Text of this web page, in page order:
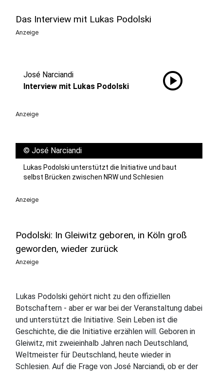
Das Interview mit Lukas Podolski
Anzeige
José Narciandi
Interview mit Lukas Podolski
play_circle
Anzeige
© José Narciandi
Lukas Podolski unterstützt die Initiative und baut
selbst Brücken zwischen NRW und Schlesien
Anzeige
Podolski: In Gleiwitz geboren, in Köln groß
geworden, wieder zurück
Anzeige
Lukas Podolski gehört nicht zu den offiziellen
Botschaftern - aber er war bei der Veranstaltung dabei
und unterstützt die Initiative. Sein Leben ist die
Geschichte, die die Initiative erzählen will. Geboren in
Gleiwitz, mit zweieinhalb Jahren nach Deutschland,
Weltmeister für Deutschland, heute wieder in
Schlesien. Auf die Frage von José Narciandi, ob er der